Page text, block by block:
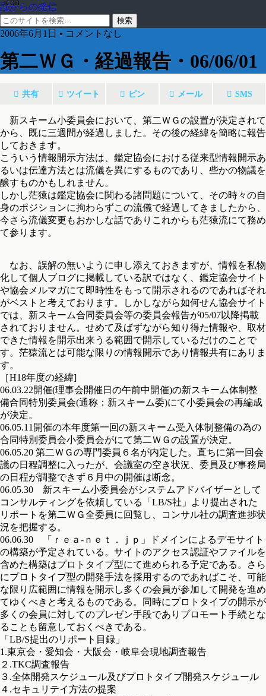
鄙からの発信
2006年6月1日 • コメントなし
第二ＷＧ・経過報告・06/06/01
共有 ツイート ピン メール SMS
新スキーム小委員会において、第二ＷＧの設置が決定されて
から、既に三週間が経過しました。その後の経緯を簡略に報告
しておきます。
こういう情報開示方法は、鑑定協会における従来型情報開示あ
るいは伝達方法とは流儀を異にするものであり、些かの物議を
醸すものかもしれません。
しかし茫猿は鑑定協会に関わる諸問題について、その時々の自
身のポジションに拘わらずこの流儀で経過してきましたから、
今さら流儀変更もおかしな話でありこれからも茫猿流にて務め
て参ります。
なお、誤解の無いように申し添えておきますが、情報を私物
化して個人ブログに掲載している訳ではなく、鑑定協会サイト
や協会メルマガにて即時性をもって開示されるのであればそれ
がベストと考えております。しかしながら如何せん協会サイト
では、新スキーム合同委員会等の委員会報告が05/07以降掲載
されておりません。せめて及ばずながら知り得た情報や、取材
できた情報を開示出来うる範囲で開示しているだけのことで
す。茫猿流とは可能な限りの情報開示であり情報共有にありま
す。
［H18年度の経緯]
06.03.22開催(理事会開催日の午前中開催)の新スキーム体制整
備合同特別委員会(通称：新スキーム委)にて小委員会の再編成
が決定。
06.05.11開催の本年度第一回の新スキーム受入体制整備の為の
合同特別委員会小委員会がにて第二ＷＧの設置が決定。
06.05.20 第二ＷＧの専門委員６名が内定した。直ちに第一回会
議の日程調整に入ったが、会議室の空き状況、委員及び事務局
の日程が調整できず６月中の開催は断念。
06.05.30 新スキーム小委員会がシステムアドバイザーとして
コンサルティングを依頼している「LB/S社」より提出された
リポートを第二ＷＧ全委員に回覧し、コンサル社の調査進捗状
況を把握する。
06.06.30 「ｒｅａ-ｎｅｔ．ｊｐ」ドメインによるデモサイト
の構築が予定されている。サイトのアクセス認証やファイルを
含めた構築はプロトタイプ型にて進められる予定である。さら
にプロトタイプ型の開発手法を採用するのであればこそ、可能
な限り広範囲に情報を開示し多くの会員が参加して開発を進め
てゆくべきと考えるものである。同時にプロトタイプの開示が
多くの会員に対してのプレゼン手段でありプロモート手続とな
ることも留意しておくべきである。
「LB/S提出のリポート目録」
1.東京会・愛知会・大阪会・岐阜会現地調査報告
２.TKC調査報告
３.全体開発スケジュール及びプロトタイプ開発スケジュール
４.セキュリテイ方法の提案